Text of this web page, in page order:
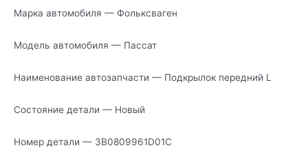
Марка автомобиля — Фольксваген
Модель автомобиля — Пассат
Наименование автозапчасти — Подкрылок передний L
Состояние детали — Новый
Номер детали — 3B0809961D01C